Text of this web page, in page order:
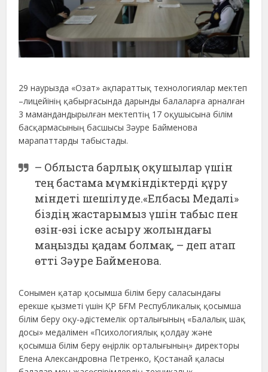
29 наурызда «Озат» ақпараттық технологиялар мектеп
–лицейінің қабырғасында дарынды балаларға арналған
3 мамандандырылған мектептің 17 оқушысына білім
басқармасының басшысы Зәуре Байменова
марапаттарды табыстады.
– Облыста барлық оқушылар үшін
тең бастама мүмкіндіктерді құру
міндеті шешілуде.«Елбасы Медалі»
біздің жастарымыз үшін табыс пен
өзін-өзі іске асыру жолындағы
маңызды қадам болмақ, – деп атап
өтті Зәуре Байменова.
Сонымен қатар қосымша білім беру саласындағы
ерекше қызметі үшін ҚР БҒМ Республикалық қосымша
білім беру оқу-әдістемелік орталығының «Балалық шақ
досы» медалімен «Психологиялық қолдау және
қосымша білім беру өңірлік орталығының» директоры
Елена Александровна Петренко, Қостанай қаласы